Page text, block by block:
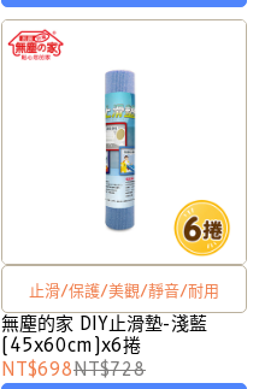
止滑/保護/美觀/靜音/耐用
無塵的家 DIY止滑墊-淺藍
(45x60cm)x6捲
NT$698NT$728